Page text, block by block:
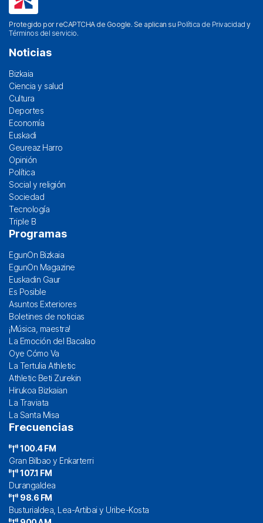
Protegido por reCAPTCHA de Google. Se aplican su Política de Privacidad y
Términos del servicio.
Noticias
Bizkaia
Ciencia y salud
Cultura
Deportes
Economía
Euskadi
Geureaz Harro
Opinión
Política
Social y religión
Sociedad
Tecnología
Triple B
Programas
EgunOn Bizkaia
EgunOn Magazine
Euskadin Gaur
Es Posible
Asuntos Exteriores
Boletines de noticias
¡Música, maestra!
La Emoción del Bacalao
Oye Cómo Va
La Tertulia Athletic
Athletic Beti Zurekin
Hirukoa Bizkaian
La Traviata
La Santa Misa
Frecuencias
100.4 FM
Gran Bilbao y Enkarterri
107.1 FM
Durangaldea
98.6 FM
Busturialdea, Lea-Artibai y Uribe-Kosta